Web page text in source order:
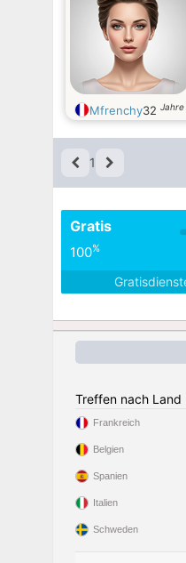
Mfrenchy32
1
Gratis
100%
Treffen nach Land
Frankreich
Belgien
Spanien
Italien
Schweden